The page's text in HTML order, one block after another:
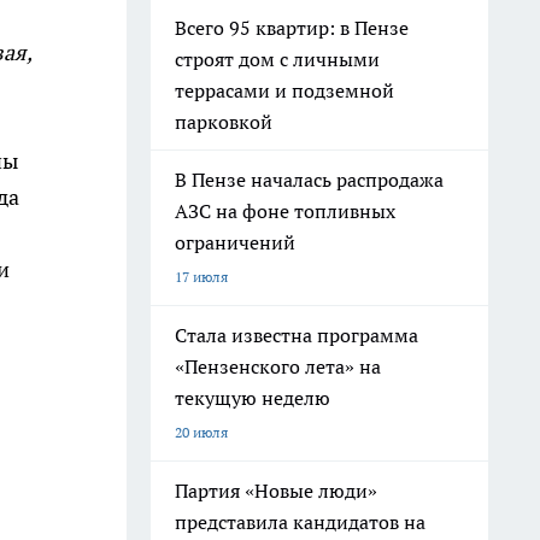
Всего 95 квартир: в Пензе
строят дом с личными
террасами и подземной
парковкой
В Пензе началась распродажа
АЗС на фоне топливных
ограничений
17 июля
Стала известна программа
«Пензенского лета» на
текущую неделю
20 июля
Партия «Новые люди»
представила кандидатов на